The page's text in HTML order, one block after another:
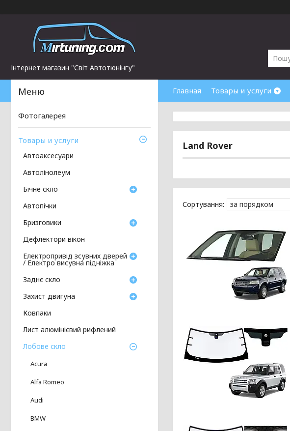
Інтернет магазин "Світ Автотюнінгу"
Главная Товары и услуги
Land Rover
Фотогалерея
Товары и услуги
Автоаксесуари
Автолінолеум
Бічне скло
Автопічки
Бризговики
Дефлектори вікон
Електропривід зсувних дверей
/ Електро висувна підніжка
Заднє скло
Захист двигуна
Ковпаки
Лист алюмінієвий рифлений
Лобове скло
Acura
Alfa Romeo
Audi
BMW